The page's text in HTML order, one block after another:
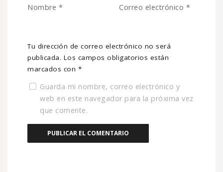
Tu dirección de correo electrónico no será
publicada. Los campos obligatorios están
marcados con *
Nombre * Correo electrónico *
Guarda mi nombre, correo electrónico y
web en este navegador para la próxima vez
que comente.